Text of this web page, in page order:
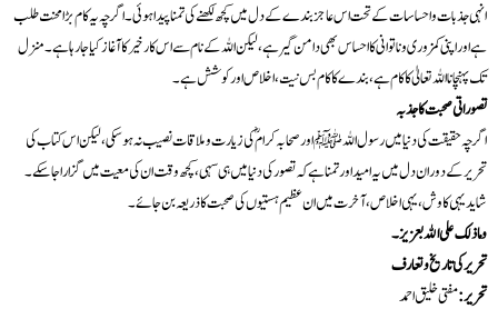
انہی جذبات و احساسات کے تحت اس عاجز بندے کے دل میں کچھ لکھنے کی تمنا پیدا ہوئی۔ اگرچہ یہ کام بڑا محنت طلب
ہے اور اپنی کمزوری و ناتوانی کا احساس بھی دامن گیر ہے، لیکن اللہ کے نام سے اس کار خیر کا آغاز کیا جا رہا ہے۔ منزل
تک پہنچانا اللہ تعالیٰ کا کام ہے، بندے کا کام بس نیت، اخلاص اور کوشش ہے۔
تصوراتی صحبت کا جذبہ
اگرچہ حقیقت کی دنیا میں رسول اللہ ﷺ اور صحابہ کرامؓ کی زیارت و ملاقات نصیب نہ ہو سکی، لیکن اس کتاب کی
تحریر کے دوران دل میں یہ امید اور تمنا ہے کہ تصور کی دنیا میں ہی سہی، کچھ وقت ان کی معیت میں گزارا جا سکے۔
شاید یہی کاوش، یہی اخلاص، آخرت میں ان عظیم ہستیوں کی صحبت کا ذریعہ بن جائے۔
وما ذلک علی الله بعزیز۔
تحریر کی تاریخ و تعارف
تحریر:مفتی خلیق احمد